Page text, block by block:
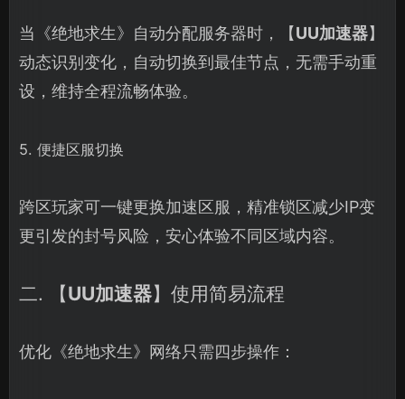
当《绝地求生》自动分配服务器时，【UU加速器】
动态识别变化，自动切换到最佳节点，无需手动重
设，维持全程流畅体验。
5. 便捷区服切换
跨区玩家可一键更换加速区服，精准锁区减少IP变
更引发的封号风险，安心体验不同区域内容。
二. 【UU加速器】使用简易流程
优化《绝地求生》网络只需四步操作：